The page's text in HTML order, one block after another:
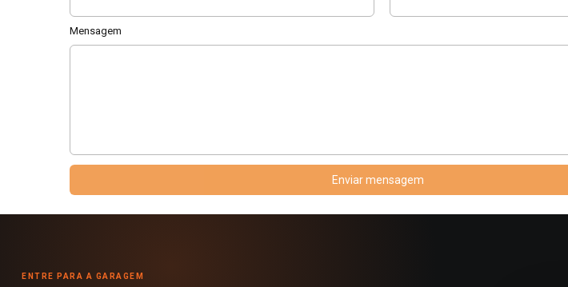
Mensagem
Enviar mensagem
ENTRE PARA A GARAGEM